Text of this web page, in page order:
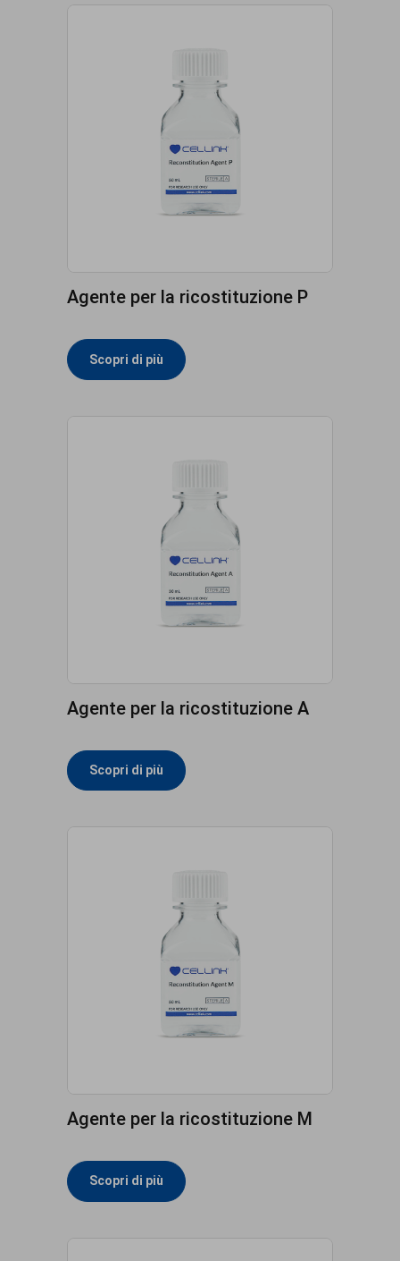
Agente per la ricostituzione P
Scopri di più
Agente per la ricostituzione A
Scopri di più
Agente per la ricostituzione M
Scopri di più